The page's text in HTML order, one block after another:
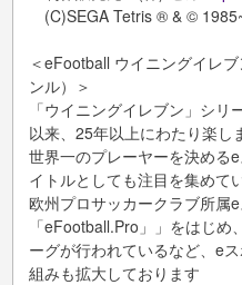
(C)SEGA Tetris ® & ©
＜eFootball ウイニングイレ
ンル）＞
「ウイニングイレブン」シ
以来、25年以上にわたり楽し
世界一のプレーヤーを決める
イトルとしても注目を集めて
欧州プロサッカークラブ所属
「eFootball.Pro」」をはじ
ーグが行われているなど、e
組みも拡大しております